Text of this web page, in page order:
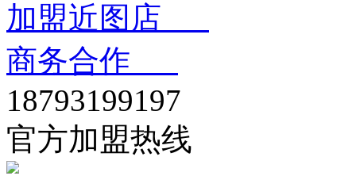
加盟近图店
商务合作
18793199197
官方加盟热线